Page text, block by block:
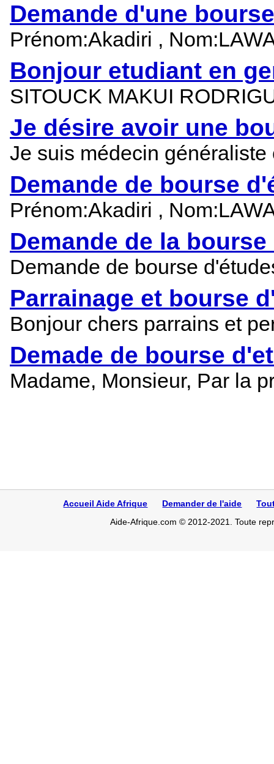
Demande d'une
Prénom:Akadiri ,
Bonjour etudiant en
SITOUCK MAKUI
Je désire avoir une
Je suis médecin
Demande de bourse
Prénom:Akadiri ,
Demande de la
Demande de bourse
Parrainage et bourse
Bonjour chers parrains et
Demade de bourse
Madame, Monsieur, Par la
Accueil Aide Afrique Demander de l'aide
Aide-Afrique.com © 2012-2021. Toute